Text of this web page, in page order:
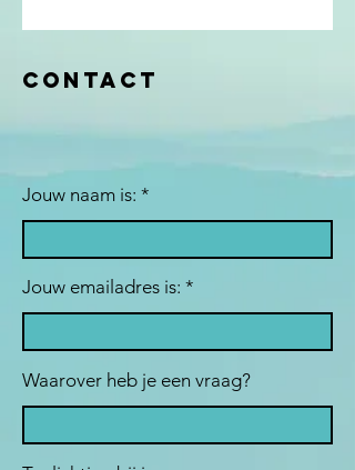
Contact
Jouw naam is: *
Jouw emailadres is:
Waarover heb je een vraag?